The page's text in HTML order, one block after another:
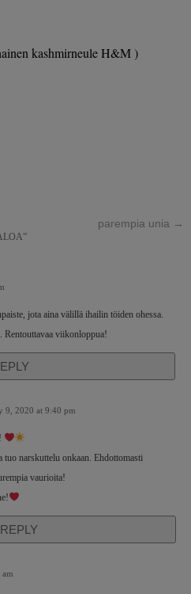
kashmirneule H&M )
parempia unia →
jota aina välillä ihailin töiden ohessa.
viikonloppua!
9, 2020 at 9:40 pm
narskuttelu onkaan. Ehdottomasti
vaurioita!
REPLY